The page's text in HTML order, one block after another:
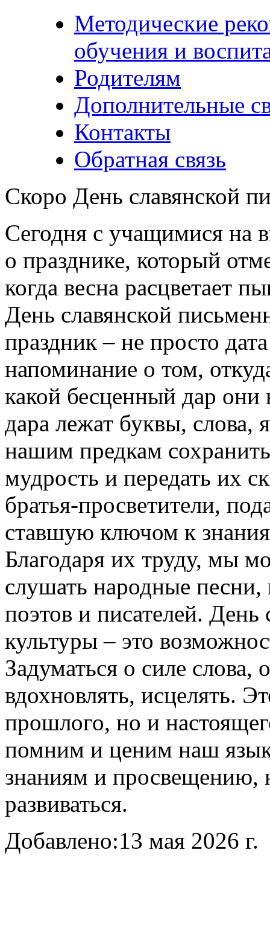
Методические
обучения и
Родителям
Дополнительные
Контакты
Обратная связь
Скоро День славянской
Сегодня с учащимися на
о празднике, который
когда весна расцветает
День славянской
праздник – не просто
напоминание о том,
какой бесценный дар они
дара лежат буквы,
нашим предкам
мудрость и передать их
братья-просветители,
ставшую ключом к
Благодаря их труду, мы
слушать народные
поэтов и писателей.
культуры – это
Задуматься о силе слова,
вдохновлять, исцелять.
прошлого, но и
помним и ценим наш
знаниям и просвещению,
развиваться.
Добавлено:13 мая 2026 г.